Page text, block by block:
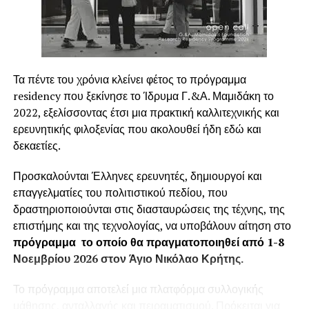
Ποια είναι τα κίνητρα :
Η διαδικασία παραχώρησης κινήτρων για την
αποτελεσματικότερη απόδοση και την ταχύτατη
προσαρμογή των νέων στελεχών εγκυμονεί κινδύνους
και αρκετές φορές προκαλεί αδιέξοδα στην ίδια την
επιχείρηση.
Πρώτον
εργαζόμενου δεν ταυτίζονται με του στόχους του
επιχειρηματία
Δεύτερονγιατί το αναμενόμενο αποτέλεσμα
προσδοκιών και σχέσης μεταξύ εργαζόμενου και
εργοδότη δεν βασίζονται στο ίδιο οικονομικό, κοινωνικό
και στοχευμένο ορθολογιστικά μοντέλο Διοίκησης.
Τα πέντε του χρόνια κλείνει φέτος το πρόγραμμα
residency που ξεκίνησε το Ίδρυμα Γ.&Α. Μαμιδάκη το
2022, εξελίσσοντας έτσι μια πρακτική καλλιτεχνικής και
ερευνητικής φιλοξενίας που ακολουθεί ήδη εδώ και
δεκαετίες.
Προσκαλούνται Έλληνες ερευνητές, δημιουργοί και
επαγγελματίες του πολιτιστικού πεδίου, που
δραστηριοποιούνται στις διασταυρώσεις της τέχνης, της
επιστήμης και της τεχνολογίας, να υποβάλουν αίτηση στο
πρόγραμμα το οποίο θα πραγματοποιηθεί από 1-8
Νοεμβρίου 2026 στον Άγιο Νικόλαο Κρήτης.
Το πρόγραμμα αποτελεί μια πλατφόρμα συλλογικής